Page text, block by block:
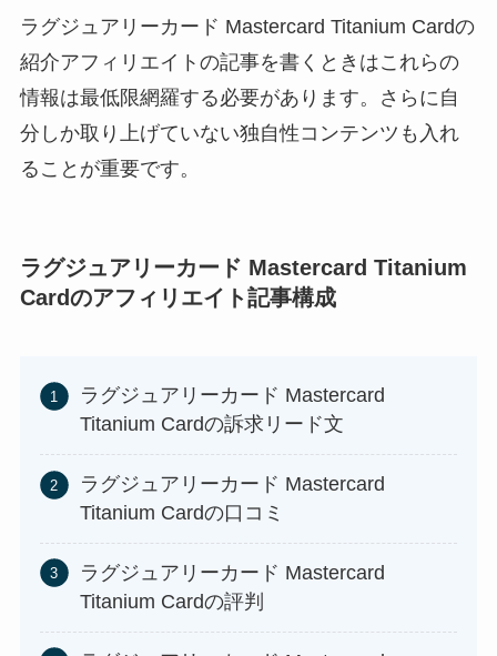
ラグジュアリーカード Mastercard Titanium Cardの
紹介アフィリエイトの記事を書くときはこれらの
情報は最低限網羅する必要があります。さらに自
分しか取り上げていない独自性コンテンツも入れ
ることが重要です。
ラグジュアリーカード Mastercard Titanium
Cardのアフィリエイト記事構成
ラグジュアリーカード Mastercard
Titanium Cardの訴求リード文
ラグジュアリーカード Mastercard
Titanium Cardの口コミ
ラグジュアリーカード Mastercard
Titanium Cardの評判